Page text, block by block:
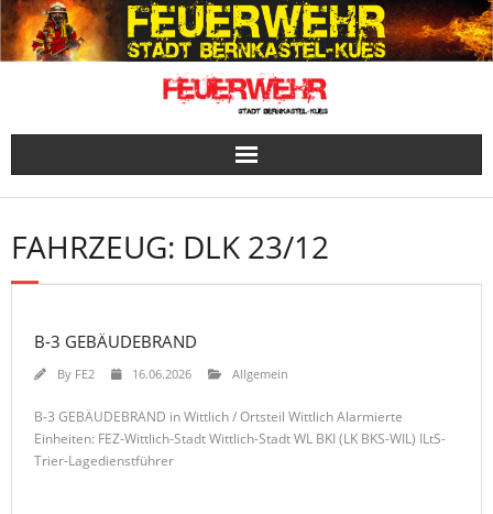
Skip
to
content
FAHRZEUG: DLK 23/12
B-3 GEBÄUDEBRAND
By FE2 16.06.2026 Allgemein
B-3 GEBÄUDEBRAND in Wittlich / Ortsteil Wittlich Alarmierte
Einheiten: FEZ-Wittlich-Stadt Wittlich-Stadt WL BKI (LK BKS-WIL) ILtS-
Trier-Lagedienstführer